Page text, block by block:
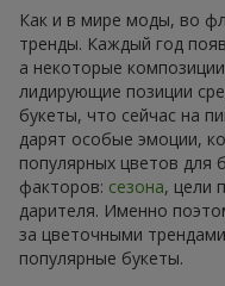
Как и в мире моды, во
тренды. Каждый год
а некоторые
лидирующие позиции
букеты, что сейчас на
дарят особые эмоции,
популярных цветов для
факторов: сезона, цели
дарителя. Именно
за цветочными
популярные букеты.